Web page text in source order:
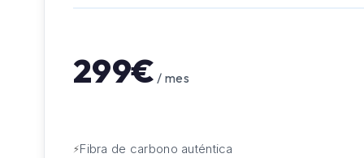
299€ / mes
Fibra de carbono auténtica